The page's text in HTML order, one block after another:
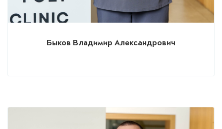
Быков Владимир Александрович